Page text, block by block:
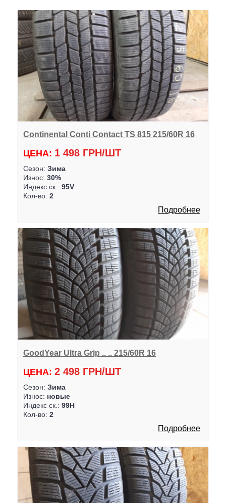
Continental Conti Contact TS 815 215/60R 16
ЦЕНА: 1 498 ГРН/ШТ
Сезон: Зима
Износ: 30%
Индекс ск.: 95V
Кол-во: 2
Подробнее
GoodYear Ultra Grip .. .. 215/60R 16
ЦЕНА: 2 498 ГРН/ШТ
Сезон: Зима
Износ: новые
Индекс ск.: 99H
Кол-во: 2
Подробнее